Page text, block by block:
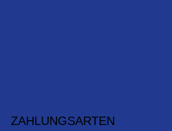
ZAHLUNGSARTEN